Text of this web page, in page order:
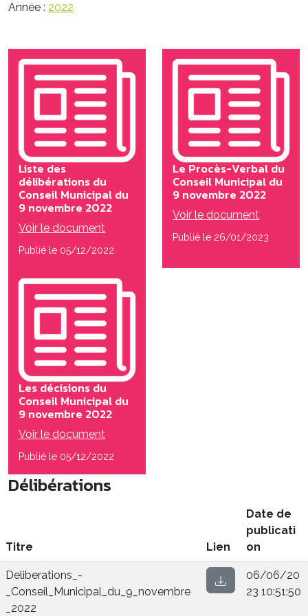
Année : 2022
Liste des
délibérations du
Conseil Municipal du
9 novembre 2022
Voir le document
Publié le 05/12/2022
Le Procès-Verbal du
Conseil Municipal du
9 novembre 2022
Voir le document
Publié le 26/01/2023
Les décisions du
Conseil Municipal du
9 novembre 2022
Voir le document
Publié le 05/12/2022
Délibérations
Titre Lien
Date de
publicati
on
Deliberations_-
_Conseil_Municipal_du_9_novembre
_2022
06/06/20
23 10:51:50